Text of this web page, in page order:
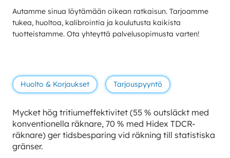
Autamme sinua löytämään oikean ratkaisun. Tarjoamme
tukea, huoltoa, kalibrointia ja koulutusta kaikista
tuotteistamme. Ota yhteyttä palvelusopimusta varten!
Huolto & Korjaukset Tarjouspyyntö
Mycket hög tritiumeffektivitet (55 % outsläckt med
konventionella räknare, 70 % med Hidex TDCR-
räknare) ger tidsbesparing vid räkning till statistiska
gränser.